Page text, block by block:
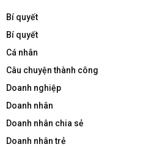
Bí quyết
Bí quyết
Cá nhân
Câu chuyện thành công
Doanh nghiệp
Doanh nhân
Doanh nhân chia sẻ
Doanh nhân trẻ